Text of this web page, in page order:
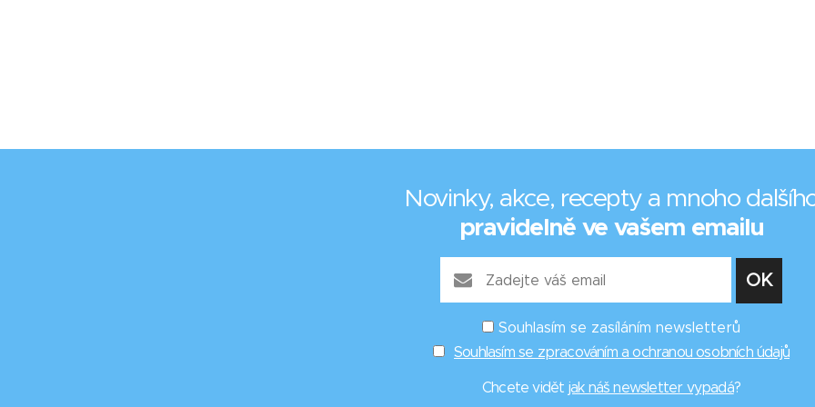
Novinky, akce, recepty a mnoho
pravidelně ve vašem emailu
Souhlasím se zasíláním newsletterů
Souhlasím se zpracováním a ochranou osobních údajů
Chcete vidět jak náš newsletter vypadá?